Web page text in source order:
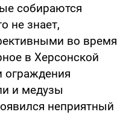
собираются
не знает,
во время
в Херсонской
ограждения
и медузы
неприятный